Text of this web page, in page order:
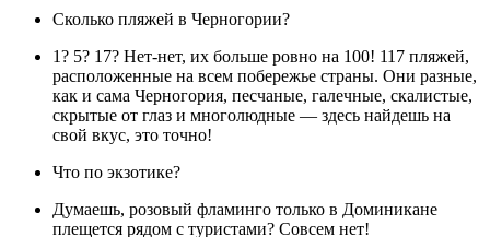
Сколько пляжей в Черногории?
1? 5? 17? Нет-нет, их больше ровно на 100! 117 пляжей,
расположенные на всем побережье страны. Они разные,
как и сама Черногория, песчаные, галечные, скалистые,
скрытые от глаз и многолюдные — здесь найдешь на
свой вкус, это точно!
Что по экзотике?
Думаешь, розовый фламинго только в Доминикане
плещется рядом с туристами? Совсем нет!